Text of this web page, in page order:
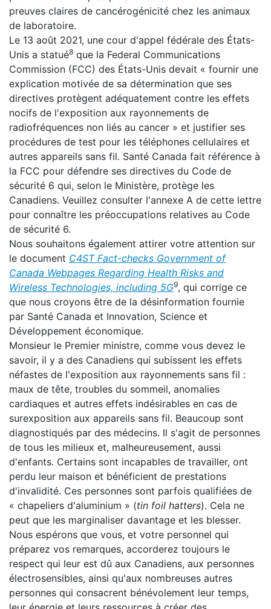
preuves claires de cancérogénicité chez les animaux
de laboratoire.
Le 13 août 2021, une cour d'appel fédérale des États-
Unis a statué8 que la Federal Communications
Commission (FCC) des États-Unis devait « fournir une
explication motivée de sa détermination que ses
directives protègent adéquatement contre les effets
nocifs de l'exposition aux rayonnements de
radiofréquences non liés au cancer » et justifier ses
procédures de test pour les téléphones cellulaires et
autres appareils sans fil. Santé Canada fait référence à
la FCC pour défendre ses directives du Code de
sécurité 6 qui, selon le Ministère, protège les
Canadiens. Veuillez consulter l'annexe A de cette lettre
pour connaître les préoccupations relatives au Code
de sécurité 6.
Nous souhaitons également attirer votre attention sur
le document C4ST Fact-checks Government of
Canada Webpages Regarding Health Risks and
Wireless Technologies, including 5G9, qui corrige ce
que nous croyons être de la désinformation fournie
par Santé Canada et Innovation, Science et
Développement économique.
Monsieur le Premier ministre, comme vous devez le
savoir, il y a des Canadiens qui subissent les effets
néfastes de l'exposition aux rayonnements sans fil :
maux de tête, troubles du sommeil, anomalies
cardiaques et autres effets indésirables en cas de
surexposition aux appareils sans fil. Beaucoup sont
diagnostiqués par des médecins. Il s'agit de personnes
de tous les milieux et, malheureusement, aussi
d'enfants. Certains sont incapables de travailler, ont
perdu leur maison et bénéficient de prestations
d'invalidité. Ces personnes sont parfois qualifiées de
« chapeliers d'aluminium » (tin foil hatters). Cela ne
peut que les marginaliser davantage et les blesser.
Nous espérons que vous, et votre personnel qui
préparez vos remarques, accorderez toujours le
respect qui leur est dû aux Canadiens, aux personnes
électrosensibles, ainsi qu'aux nombreuses autres
personnes qui consacrent bénévolement leur temps,